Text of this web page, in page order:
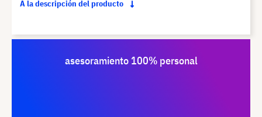
A la descripción del producto
asesoramiento 100% personal